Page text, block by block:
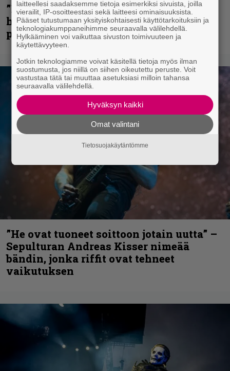
”Mitalini näyttää ihan plektralta” –
huippu-uimari jamittelee Megadethiä
palkinnollaan
”He ovat tuoneet soittoon jotain uutta” –
Sepulturan Andreas Kisser nimeää
bändin, jonka riffit ovat tehneet
vaikutuksen
laitteellesi saadaksemme tietoja esimerkiksi sivuista, joilla
vierailit, IP-osoitteestasi sekä laitteesi ominaisuuksista.
Pääset tutustumaan yksityiskohtaisesti käyttötarkoituksiin ja
teknologiakumppaneihimme seuraavalla välilehdellä.
Hylkääminen voi vaikuttaa sivuston toimivuuteen ja
käytettävyyteen.
Jotkin teknologiamme voivat käsitellä tietoja myös ilman
suostumusta, jos niillä on siihen oikeutettu peruste. Voit
vastustaa tätä tai muuttaa asetuksiasi milloin tahansa
seuraavalla välilehdellä.
Hyväksyn kaikki
Omat valintani
Tietosuojakäytäntömme